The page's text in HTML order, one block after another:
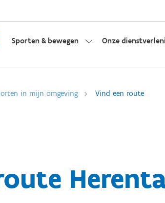
Sporten & bewegen Onze
in mijn omgeving Vind een route